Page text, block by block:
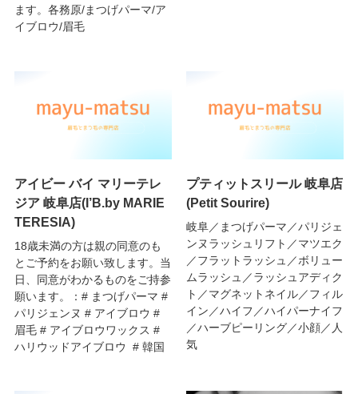
ます。各務原/まつげパーマ/ア
イブロウ/眉毛
アイビー バイ マリーテレ
ジア 岐阜店(I’B.by MARIE
TERESIA)
18歳未満の方は親の同意のも
とご予約をお願い致します。当
日、同意がわかるものをご持参
願います。：# まつげパーマ #
パリジェンヌ # アイブロウ #
眉毛 # アイブロウワックス #
ハリウッドアイブロウ # 韓国
プティットスリール 岐阜店
(Petit Sourire)
岐阜／まつげパーマ／パリジェ
ンヌラッシュリフト／マツエク
／フラットラッシュ／ボリュー
ムラッシュ／ラッシュアディク
ト／マグネットネイル／フィル
イン／ハイフ／ハイパーナイフ
／ハーブピーリング／小顔／人
気